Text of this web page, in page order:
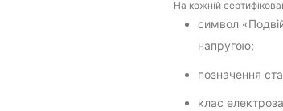
На кожній
символ
напругою;
позначення
клас